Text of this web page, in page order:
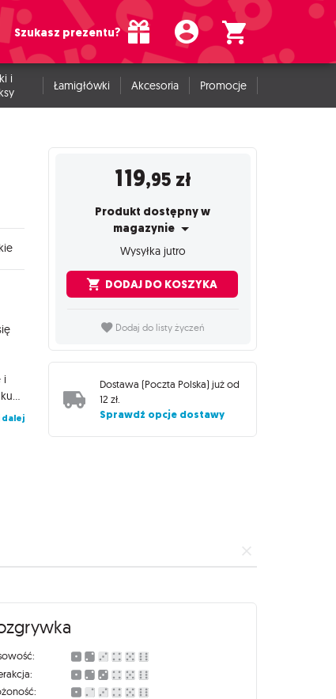
Szukasz prezentu?
i
Łamigłówki Akcesoria Promocje
i
trzymają je za ogonki. Gdy na kostce wypadnie symbol kota, gracz z kubeczkiem stara się złapać jak najwięcej myszy. Gracze, którzy się zagapili i nie uciekli w porę, tracą punkty. Kot Stefan to zabawna gra, którą pokochają wszystkie dzieci. Ma bardzo proste zasady, a rozgrywka dostarcza mnóstwo śmiechu. Dlaczego warto kupić: Mogą grać już 4-letnie dzieci Pięknie wykonane drewniane elementy Proste zasady i duże emocje
dalej
119,95 zł
Produkt dostępny w
magazynie
Wysyłka jutro
DODAJ DO KOSZYKA
Dodaj do listy życzeń
Dostawa (Poczta Polska) już od
12 zł.
Sprawdź opcje dostawy